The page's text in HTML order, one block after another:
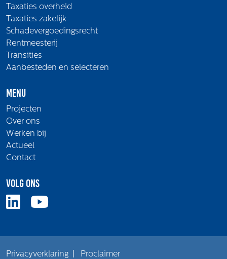
Taxaties overheid
Taxaties zakelijk
Schadevergoedingsrecht
Rentmeesterij
Transities
Aanbesteden en selecteren
Menu
Projecten
Over ons
Werken bij
Actueel
Contact
Volg ons
Privacyverklaring Proclaimer